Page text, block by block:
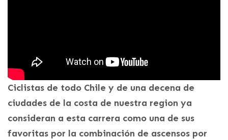
Ciclistas de todo Chile y de una decena de
ciudades de la costa de nuestra region ya
consideran a esta carrera como una de sus
favoritas por la combinación de ascensos por